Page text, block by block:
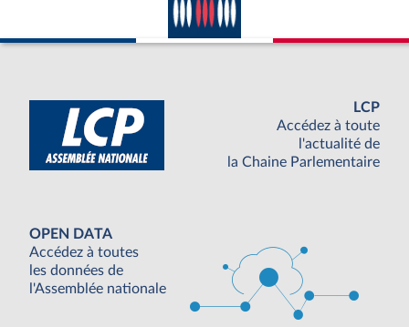
LCP
Accédez à toute
l'actualité de
la Chaine Parlementaire
OPEN DATA
Accédez à toutes
les données de
l'Assemblée nationale